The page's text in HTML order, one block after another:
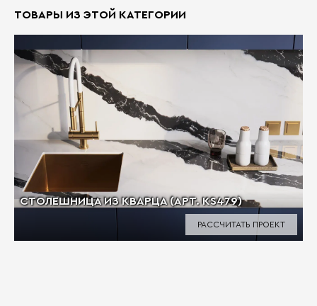
ТОВАРЫ ИЗ ЭТОЙ КАТЕГОРИИ
CТОЛЕШНИЦА ИЗ КВАРЦА (АРТ. KS479)
РАССЧИТАТЬ ПРОЕКТ